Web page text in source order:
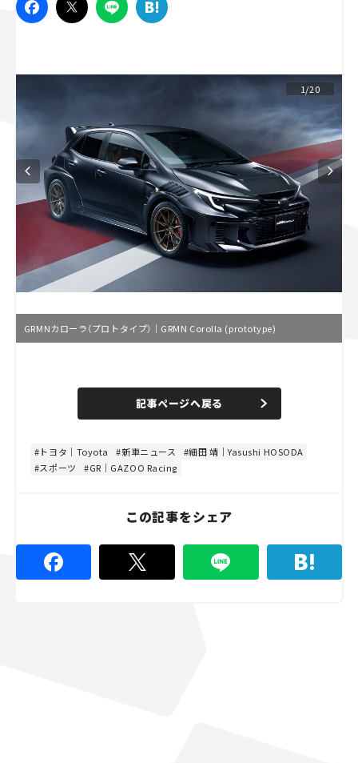
1/20
GRMNカローラ（プロトタイプ）｜GRMN Corolla (prototype)
n
e
d
8
記事ページへ戻る
トヨタ｜Toyota 新車ニュース
細田 靖｜Yasushi HOSODA
スポーツ
GR｜GAZOO Racing
この記事をシェア
スズキ ジムニー｜Suzuki Jimny